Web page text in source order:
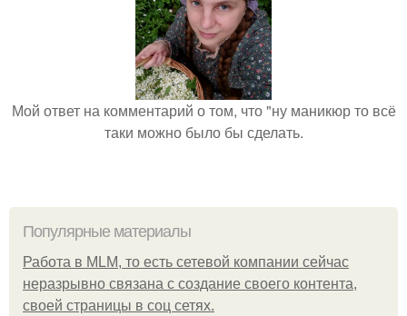
Мой ответ на комментарий о том, что "ну маникюр то всё
таки можно было бы сделать.
Популярные материалы
Работа в MLM, то есть сетевой компании сейчас
неразрывно связана с создание своего контента,
своей страницы в соц сетях.